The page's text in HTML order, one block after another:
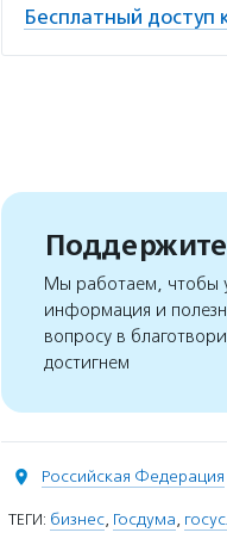
Бесплатный доступ
Мы работаем, чтобы
информация и
вопросу в
достигнем
Российская Федерация
ТЕГИ: бизнес, Госдума,